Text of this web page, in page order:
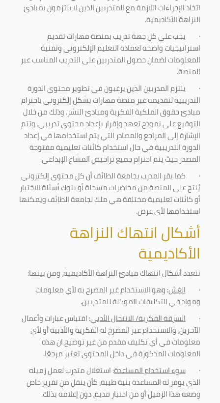
اتخاذ الإجراءات اللازمة مع المتدربين الذين لا يلتزمون بمبادئ
النزاهة الأكاديمية.
· يجب على كل جهة تدريب بمنصة مهارات تقديم
استراتيجيات واضحة لعمادة التعليم الإلكتروني وتقنية
المعلومات لضمان حصول المتدربين على التدريب المناسب عبر
المنصة.
· يلتزم المدربين الذين يرغبون في تطوير محتوى الدورة
التدريبية لتقديمه عبر منصة مهارات بشكل إلكتروني باحترام
مبادئ حقوق الملكية الفكرية ومبادئ النشر. وذلك من خلال
التوقيع على نموذج تعهد وإقرار بإعداد محتوى تدريبي. وتتم
الإشارة إلى المراجع والمصادر التي يتم استخدامها في إعداد
الدورة التدريبية في حال استخدام كائنات تعليمية مفتوحة
المصدر حيث يتم احترام جميع تراخيص المشاع الإبداعي.
· كما يقر المدرب بجامعة الطائف أن كل محتوى إلكتروني
يُنتج على المنصة من محاضرات مسجلة أو بنوك أسئلة الاختبار
أو كائنات تعليمية مختلفة هي ملك لجامعة الطائف ويمكنها
استخدامها لأي غرض.
أشكال انتهاك النزاهة
الأكاديمية
تتعدد أشكال انتهاك مبادئ النزاهة الأكاديمية، ومن بينها:
· الغش: وهو الاستخدام غير المصرح به لأي معلومات
ومواد في التكليفاتالموكلة للمتدربين.
· السرقة الفكرية/ الانتحال الأدبي: اقتباس عبارات وأعمال
الآخرين، والاستخدام غير المصرح له الفكرية والأدبية أو لأي
معلومات في أي تكليف مقدم من غير توضيح ان هذه
المعلومات المذكورة في داخل المحتوى تعتبر مرجعًا.
· سوء استخدام المساعدة: استغلال متدرب لعمل زميله
الذي يوفر له المساعدة بنية طيبة، كأن ينقل من تقرير خاص
وضعه هذا الزميل أو من اختبار قديم، دون إعلامه بذلك.